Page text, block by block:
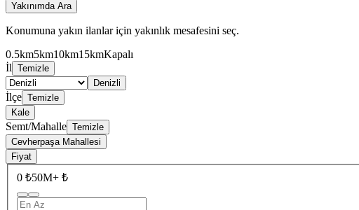
Yakınımda Ara
Konumuna yakın ilanlar için yakınlık mesafesini seç.
0.5km5km10km15kmKapalı
İl Temizle
Denizli
İlçe Temizle
Kale
Semt/Mahalle Temizle
Cevherpaşa Mahallesi
Fiyat
0 ₺50M+ ₺